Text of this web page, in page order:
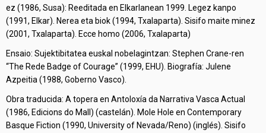
ez (1986, Susa): Reeditada en Elkarlanean 1999. Legez kanpo
(1991, Elkar). Nerea eta biok (1994, Txalaparta). Sisifo maite minez
(2001, Txalaparta). Ecce homo (2006, Txalaparta)
Ensaio: Sujektibitatea euskal nobelagintzan: Stephen Crane-ren
“The Rede Badge of Courage” (1999, EHU). Biografía: Julene
Azpeitia (1988, Goberno Vasco).
Obra traducida: A topera en Antoloxía da Narrativa Vasca Actual
(1986, Edicions do Mall) (castelán). Mole Hole en Contemporary
Basque Fiction (1990, University of Nevada/Reno) (inglés). Sisifo